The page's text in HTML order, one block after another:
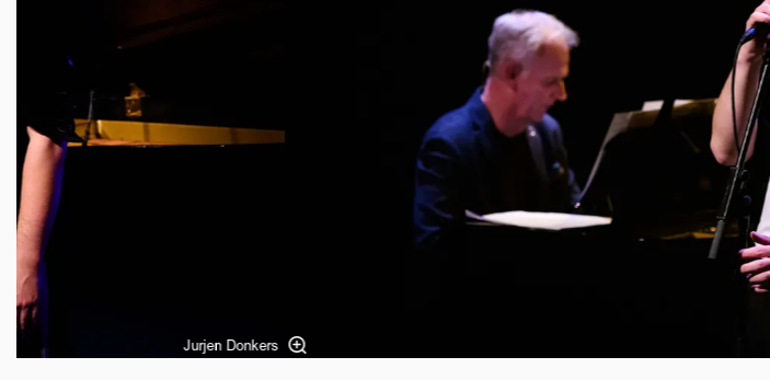
Jurjen Donkers